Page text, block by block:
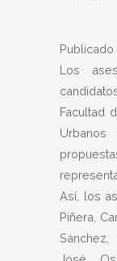
Publicado
Los
Facultad
Así, los
Piñera,